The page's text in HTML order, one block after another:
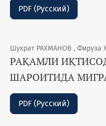
PDF (Русский)
Шухрат РАХМAНОВ ,
РАҚАМЛИ
ШАРОИТИДА
PDF (Русский)